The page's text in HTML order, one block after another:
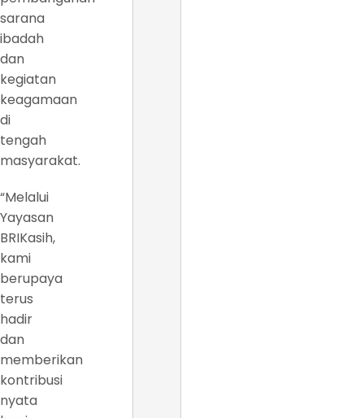
sarana
ibadah
dan
kegiatan
keagamaan
di
tengah
masyarakat.
“Melalui
Yayasan
BRIKasih,
kami
berupaya
terus
hadir
dan
memberikan
kontribusi
nyata